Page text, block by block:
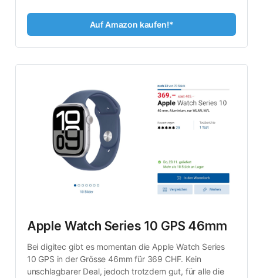
Auf Amazon kaufen!*
Apple Watch Series 10 GPS 46mm
Bei digitec gibt es momentan die Apple Watch Series
10 GPS in der Grösse 46mm für 369 CHF. Kein
unschlagbarer Deal, jedoch trotzdem gut, für alle die